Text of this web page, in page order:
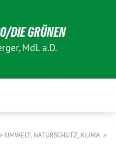
DIE GRÜNEN
MdL a.D.
UMWELT, NATURSCHUTZ, KLIMA